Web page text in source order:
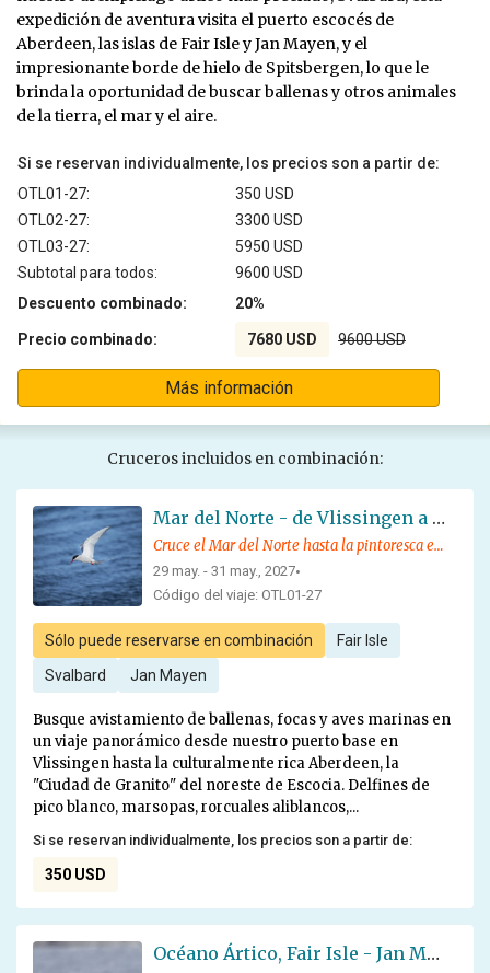
expedición de aventura visita el puerto escocés de
Aberdeen, las islas de Fair Isle y Jan Mayen, y el
impresionante borde de hielo de Spitsbergen, lo que le
brinda la oportunidad de buscar ballenas y otros animales
de la tierra, el mar y el aire.
Si se reservan individualmente, los precios son a partir de:
OTL01-27:
350 USD
OTL02-27:
3300 USD
OTL03-27:
5950 USD
Subtotal para todos:
9600 USD
Descuento combinado:
20%
Precio combinado: 7680 USD 9600 USD
Más información
Cruceros incluidos en combinación:
Mar del Norte - de Vlissingen a Aberdeen
Cruce el Mar del Norte hasta la pintoresca e histórica ciudad escocesa de Aberdeen, disfrutando de la fauna local y de fascinantes conferencias
29 may. - 31 may., 2027•
Código del viaje: OTL01-27
Sólo puede reservarse en combinación Fair Isle
Svalbard Jan Mayen
Busque avistamiento de ballenas, focas y aves marinas en
un viaje panorámico desde nuestro puerto base en
Vlissingen hasta la culturalmente rica Aberdeen, la
"Ciudad de Granito" del noreste de Escocia. Delfines de
pico blanco, marsopas, rorcuales aliblancos,...
Si se reservan individualmente, los precios son a partir de:
350 USD
Océano Ártico, Fair Isle - Jan Mayen - Borde de Hielo - Spitsbergen, Observación de aves